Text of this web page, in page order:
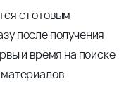
с готовым
после получения
и время на поиске